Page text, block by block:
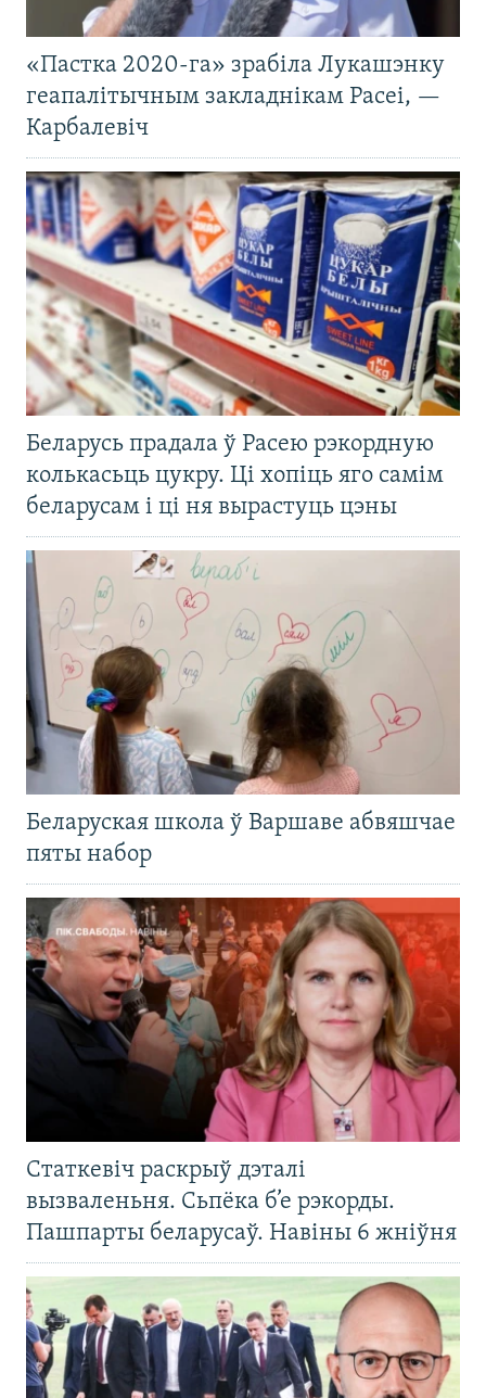
«Пастка 2020-га» зрабіла Лукашэнку
геапалітычным закладнікам Расеі, —
Карбалевіч
Беларусь прадала ў Расею рэкордную
колькасьць цукру. Ці хопіць яго самім
беларусам і ці ня вырастуць цэны
Беларуская школа ў Варшаве абвяшчае
пяты набор
Статкевіч раскрыў дэталі
вызваленьня. Сьпёка б’е рэкорды.
Пашпарты беларусаў. Навіны 6 жніўня